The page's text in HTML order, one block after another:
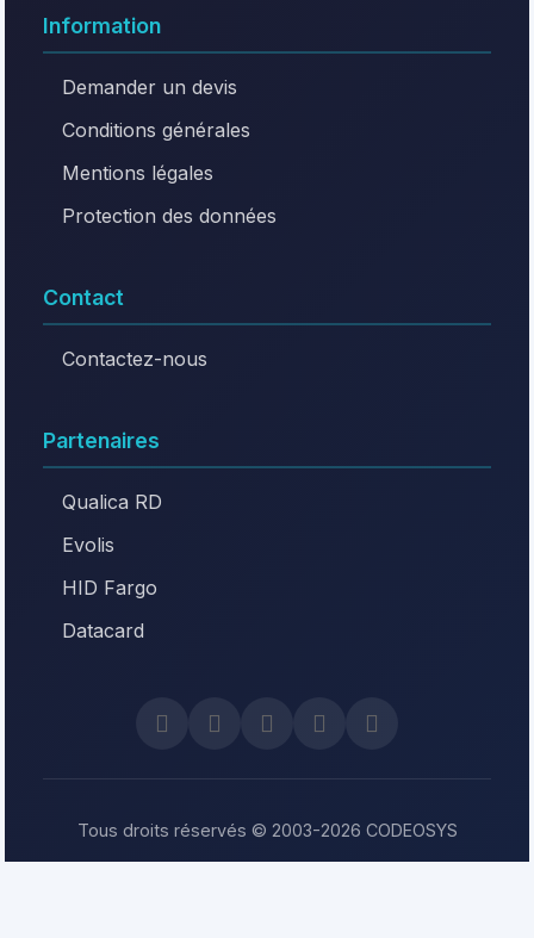
Information
Demander un devis
Conditions générales
Mentions légales
Protection des données
Contact
Contactez-nous
Partenaires
Qualica RD
Evolis
HID Fargo
Datacard
Tous droits réservés © 2003-2026 CODEOSYS